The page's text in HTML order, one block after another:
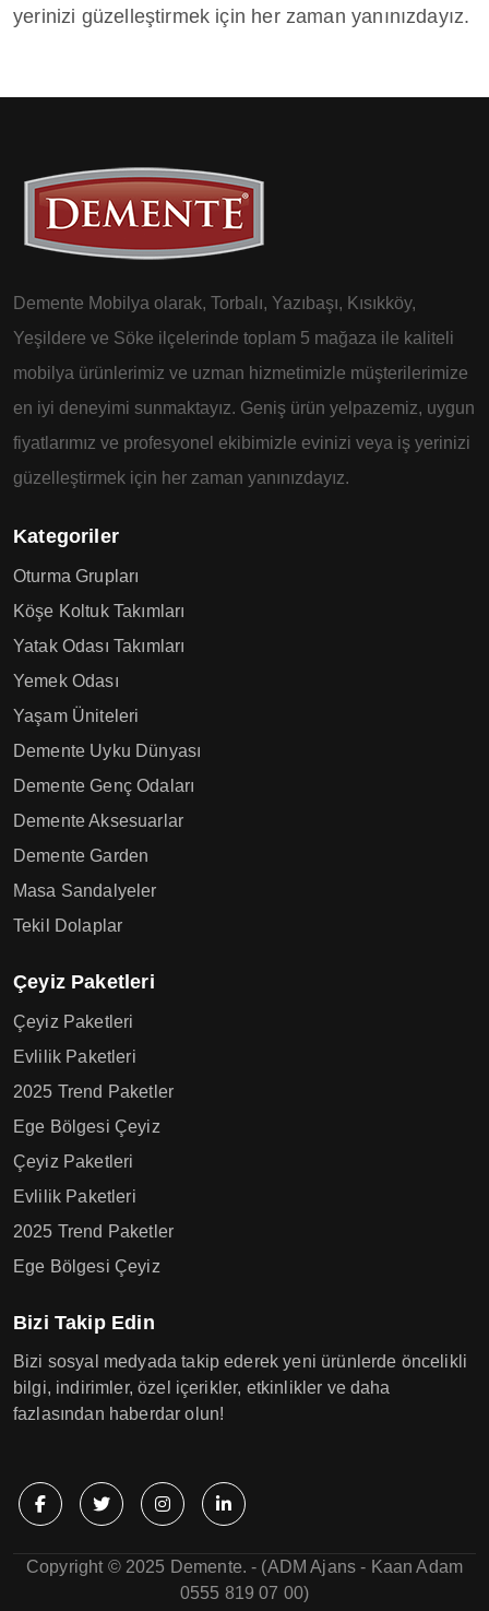
yerinizi güzelleştirmek için her zaman yanınızdayız.
Demente Mobilya olarak, Torbalı, Yazıbaşı, Kısıkköy,
Yeşildere ve Söke ilçelerinde toplam 5 mağaza ile kaliteli
mobilya ürünlerimiz ve uzman hizmetimizle müşterilerimize
en iyi deneyimi sunmaktayız. Geniş ürün yelpazemiz, uygun
fiyatlarımız ve profesyonel ekibimizle evinizi veya iş yerinizi
güzelleştirmek için her zaman yanınızdayız.
Kategoriler
Oturma Grupları
Köşe Koltuk Takımları
Yatak Odası Takımları
Yemek Odası
Yaşam Üniteleri
Demente Uyku Dünyası
Demente Genç Odaları
Demente Aksesuarlar
Demente Garden
Masa Sandalyeler
Tekil Dolaplar
Çeyiz Paketleri
Çeyiz Paketleri
Evlilik Paketleri
2025 Trend Paketler
Ege Bölgesi Çeyiz
Çeyiz Paketleri
Evlilik Paketleri
2025 Trend Paketler
Ege Bölgesi Çeyiz
Bizi Takip Edin
Bizi sosyal medyada takip ederek yeni ürünlerde öncelikli
bilgi, indirimler, özel içerikler, etkinlikler ve daha
fazlasından haberdar olun!
Copyright © 2025 Demente. - (ADM Ajans - Kaan Adam
0555 819 07 00)